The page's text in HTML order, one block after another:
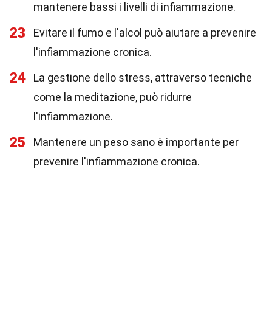
mantenere bassi i livelli di infiammazione.
23
Evitare il fumo e l'alcol può aiutare a prevenire
l'infiammazione cronica.
24
La gestione dello stress, attraverso tecniche
come la meditazione, può ridurre
l'infiammazione.
25
Mantenere un peso sano è importante per
prevenire l'infiammazione cronica.